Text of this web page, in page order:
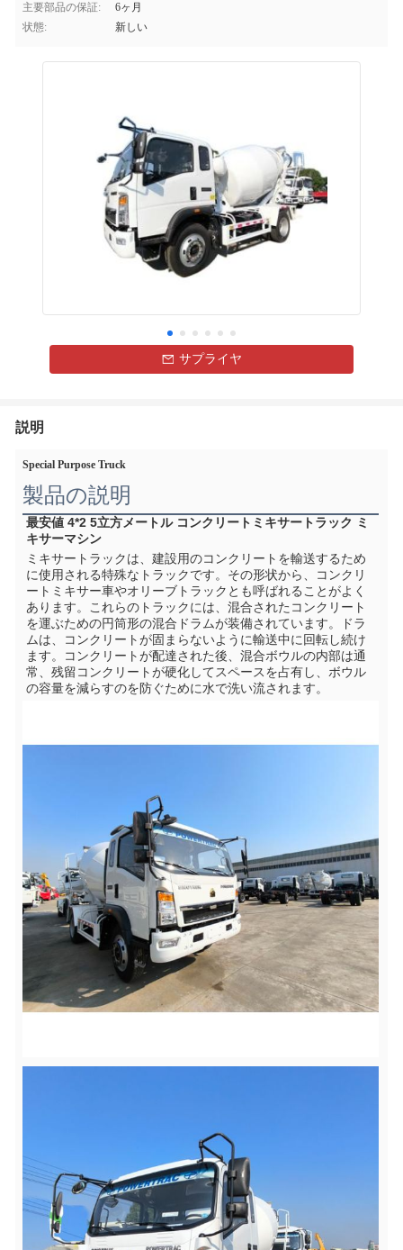
主要部品の保証:
6ヶ月
状態:
新しい
サプライヤ
説明
Special Purpose Truck
製品の説明
最安値 4*2 5立方メートル コンクリートミキサートラック ミ
キサーマシン
ミキサートラックは、建設用のコンクリートを輸送するため
に使用される特殊なトラックです。その形状から、コンクリ
ートミキサー車やオリーブトラックとも呼ばれることがよく
あります。これらのトラックには、混合されたコンクリート
を運ぶための円筒形の混合ドラムが装備されています。ドラ
ムは、コンクリートが固まらないように輸送中に回転し続け
ます。コンクリートが配達された後、混合ボウルの内部は通
常、残留コンクリートが硬化してスペースを占有し、ボウル
の容量を減らすのを防ぐために水で洗い流されます。